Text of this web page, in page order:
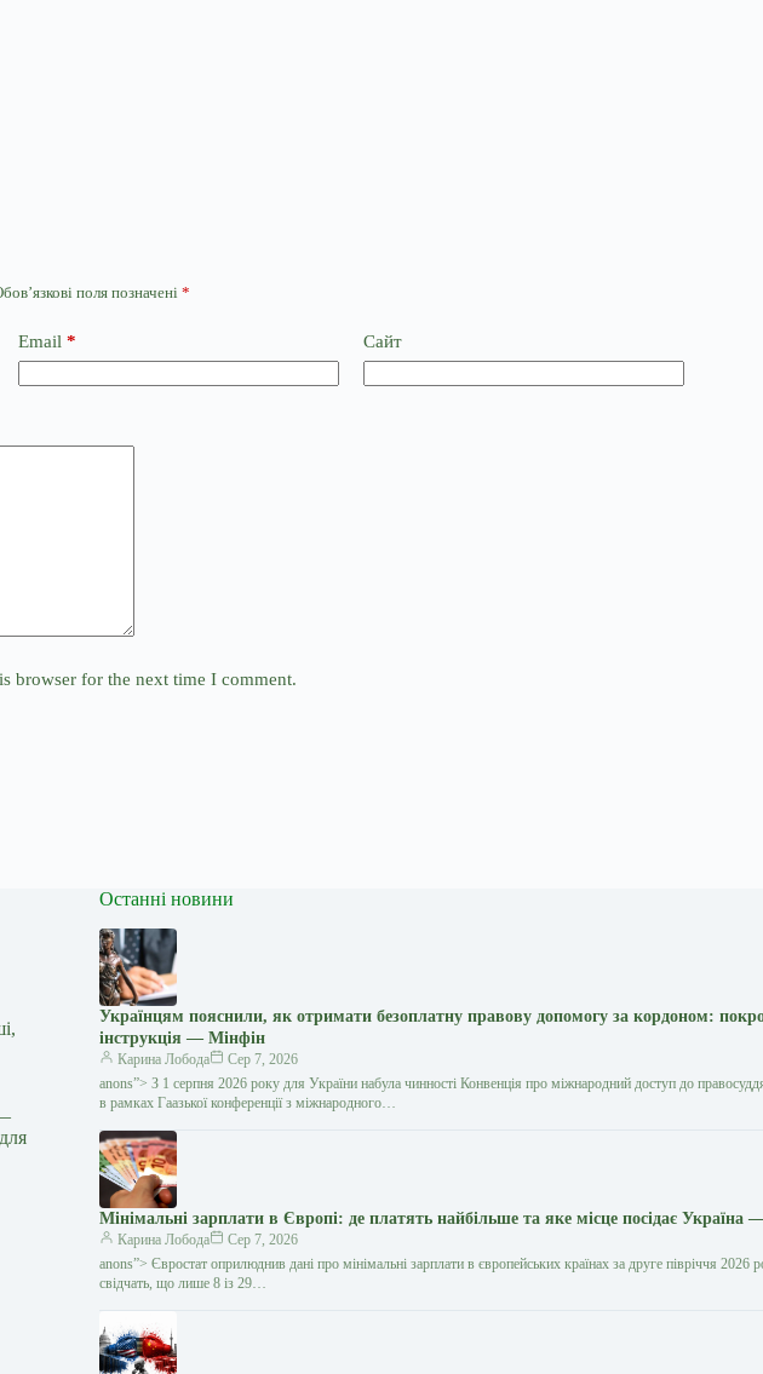
поля позначені *
Email * Сайт
browser for the next time I comment.
Останні новини
Українцям пояснили, як отримати безоплатну правову допомогу за кордоном:
інструкція — Мінфін
Карина Лобода
Сер 7, 2026
anons”> З 1 серпня 2026 року для України набула чинності Конвенція про міжнародний доступ до
в рамках Гаазької конференції з міжнародного…
Мінімальні зарплати в Європі: де платять найбільше та яке місце посідає Україна
Карина Лобода
Сер 7, 2026
anons”> Євростат оприлюднив дані про мінімальні зарплати в європейських країнах за друге півріччя 2026
свідчать, що лише 8 із 29…